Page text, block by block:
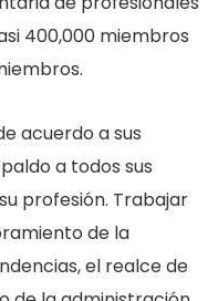
400,000 miembros
acuerdo a sus
a todos sus
profesión. Trabajar
de la
el realce de